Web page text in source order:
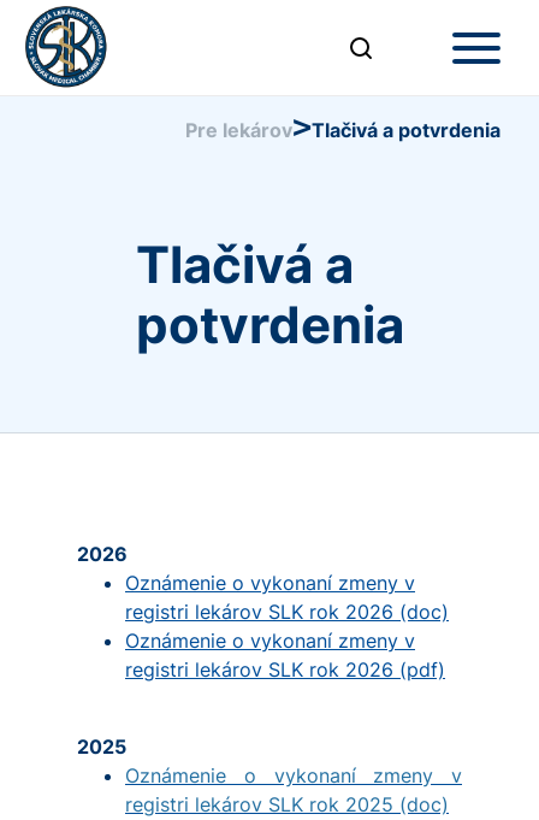
Pre lekárov>Tlačivá a potvrdenia
Tlačivá a
potvrdenia
2026
Oznámenie o vykonaní zmeny v
registri lekárov SLK rok 2026 (doc)
Oznámenie o vykonaní zmeny v
registri lekárov SLK rok 2026 (pdf)
2025
Oznámenie o vykonaní zmeny v
registri lekárov SLK rok 2025 (doc)